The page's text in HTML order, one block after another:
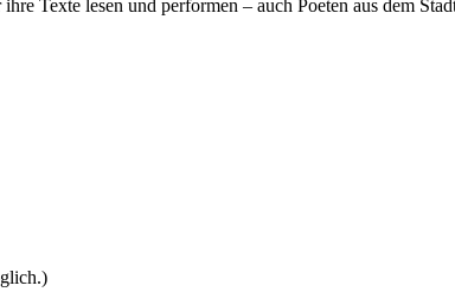
Texte lesen und performen – auch Poeten aus dem